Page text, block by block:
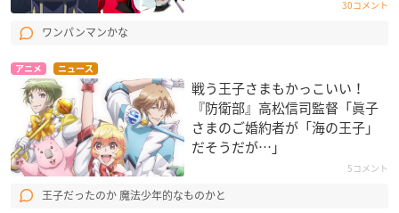
30コメント
ワンパンマンかな
アニメ ニュース
戦う王子さまもかっこいい！
『防衛部』高松信司監督「眞子
さまのご婚約者が「海の王子」
だそうだが…」
5コメント
王子だったのか 魔法少年的なものかと